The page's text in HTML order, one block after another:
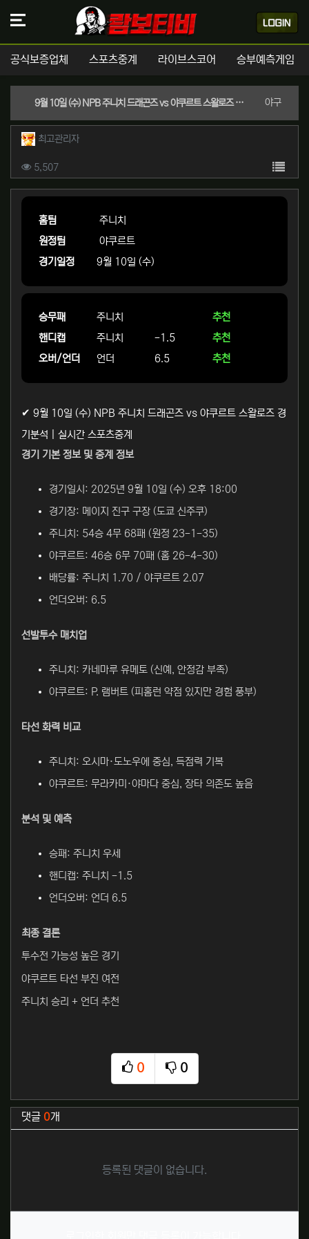
공식보증업체 스포츠중계 라이브스코어 승부예측게임
9월 10일 (수) NPB 주니치 드래곤즈 vs 야쿠르트 스왈로즈 경기분석 | 실시간 스포츠중계 야구분류
작성자 정보
최고관리자작성
컨텐츠 정보
5,507조회 목록
본문
홈팀
주니치
원정팀
야쿠르트
경기일정
9월 10일 (수)
승무패 주니치
추천
핸디캡
주니치 -1.5
추천
오버/언더
언더 6.5 추천
✔ 9월 10일 (수) NPB 주니치 드래곤즈 vs 야쿠르트 스왈로즈 경
기분석 | 실시간 스포츠중계
경기 기본 정보 및 중계 정보
경기일시: 2025년 9월 10일 (수) 오후 18:00
경기장: 메이지 진구 구장 (도쿄 신주쿠)
주니치: 54승 4무 68패 (원정 23-1-35)
야쿠르트: 46승 6무 70패 (홈 26-4-30)
배당률: 주니치 1.70 / 야쿠르트 2.07
언더오버: 6.5
선발투수 매치업
주니치: 카네마루 유메토 (신예, 안정감 부족)
야쿠르트: P. 램버트 (피홈런 약점 있지만 경험 풍부)
타선 화력 비교
주니치: 오시마·도노우에 중심, 득점력 기복
야쿠르트: 무라카미·야마다 중심, 장타 의존도 높음
분석 및 예측
승패: 주니치 우세
핸디캡: 주니치 -1.5
언더오버: 언더 6.5
최종 결론
투수전 가능성 높은 경기
야쿠르트 타선 부진 여전
주니치 승리 + 언더 추천
0
추천
0
비추천
관련자료
댓글 0개
등록된 댓글이 없습니다.